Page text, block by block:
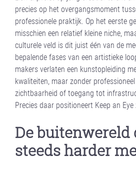
precies op het overgangsmoment
professionele praktijk. Op het eerste
misschien een relatief kleine niche,
culturele veld is dit juist één van de
bepalende fases van een artistieke
makers verlaten een kunstopleiding
kwaliteiten, maar zonder
zichtbaarheid of toegang tot
Precies daar positioneert Keep an Eye
De buitenwereld
steeds harder